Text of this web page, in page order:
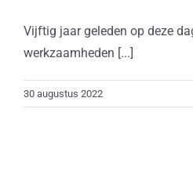
Vijftig jaar geleden op deze
werkzaamheden [...]
30 augustus 2022